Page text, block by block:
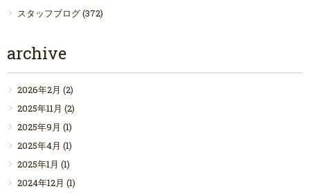
スタッフブログ(372)
archive
2026年2月 (2)
2025年11月 (2)
2025年9月 (1)
2025年4月 (1)
2025年1月 (1)
2024年12月 (1)